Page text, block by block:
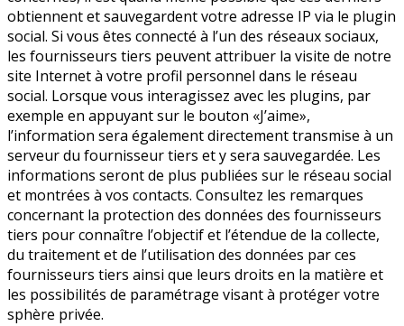
obtiennent et sauvegardent votre adresse IP via le plugin
social. Si vous êtes connecté à l’un des réseaux sociaux,
les fournisseurs tiers peuvent attribuer la visite de notre
site Internet à votre profil personnel dans le réseau
social. Lorsque vous interagissez avec les plugins, par
exemple en appuyant sur le bouton «J’aime»,
l’information sera également directement transmise à un
serveur du fournisseur tiers et y sera sauvegardée. Les
informations seront de plus publiées sur le réseau social
et montrées à vos contacts. Consultez les remarques
concernant la protection des données des fournisseurs
tiers pour connaître l’objectif et l’étendue de la collecte,
du traitement et de l’utilisation des données par ces
fournisseurs tiers ainsi que leurs droits en la matière et
les possibilités de paramétrage visant à protéger votre
sphère privée.